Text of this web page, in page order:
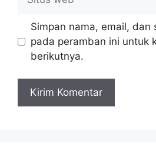
web
Simpan nama, email, dan
pada peramban ini untuk
berikutnya.